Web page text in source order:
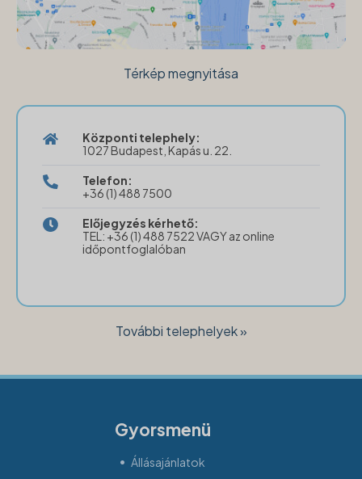
Térkép megnyitása
Központi telephely:
1027 Budapest, Kapás u. 22.
Telefon:
+36 (1) 488 7500
Előjegyzés kérhető:
TEL: +36 (1) 488 7522 VAGY az online
időpontfoglalóban
További telephelyek »
Gyorsmenü
Állásajánlatok